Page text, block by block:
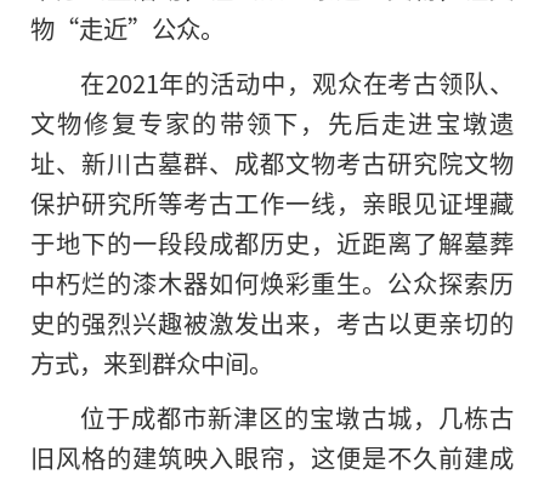
物“走近”公众。
在2021年的活动中，观众在考古领队、
文物修复专家的带领下，先后走进宝墩遗
址、新川古墓群、成都文物考古研究院文物
保护研究所等考古工作一线，亲眼见证埋藏
于地下的一段段成都历史，近距离了解墓葬
中朽烂的漆木器如何焕彩重生。公众探索历
史的强烈兴趣被激发出来，考古以更亲切的
方式，来到群众中间。
位于成都市新津区的宝墩古城，几栋古
旧风格的建筑映入眼帘，这便是不久前建成